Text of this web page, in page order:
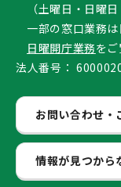
（土曜日・日曜
一部の窓口業務は
日曜開庁業務をご
法人番号：
お問い合わせ・
情報が見つから